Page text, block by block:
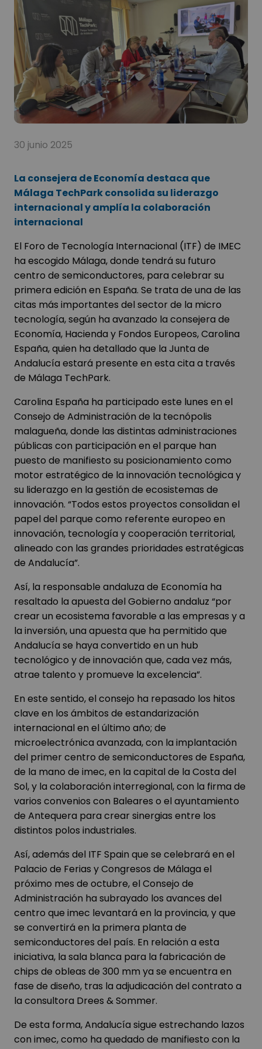
30 junio 2025
La consejera de Economía destaca que
Málaga TechPark consolida su liderazgo
internacional y amplía la colaboración
internacional
El Foro de Tecnología Internacional (ITF) de IMEC
ha escogido Málaga, donde tendrá su futuro
centro de semiconductores, para celebrar su
primera edición en España. Se trata de una de las
citas más importantes del sector de la micro
tecnología, según ha avanzado la consejera de
Economía, Hacienda y Fondos Europeos, Carolina
España, quien ha detallado que la Junta de
Andalucía estará presente en esta cita a través
de Málaga TechPark.
Carolina España ha participado este lunes en el
Consejo de Administración de la tecnópolis
malagueña, donde las distintas administraciones
públicas con participación en el parque han
puesto de manifiesto su posicionamiento como
motor estratégico de la innovación tecnológica y
su liderazgo en la gestión de ecosistemas de
innovación. “Todos estos proyectos consolidan el
papel del parque como referente europeo en
innovación, tecnología y cooperación territorial,
alineado con las grandes prioridades estratégicas
de Andalucía”.
Así, la responsable andaluza de Economía ha
resaltado la apuesta del Gobierno andaluz “por
crear un ecosistema favorable a las empresas y a
la inversión, una apuesta que ha permitido que
Andalucía se haya convertido en un hub
tecnológico y de innovación que, cada vez más,
atrae talento y promueve la excelencia”.
En este sentido, el consejo ha repasado los hitos
clave en los ámbitos de estandarización
internacional en el último año; de
microelectrónica avanzada, con la implantación
del primer centro de semiconductores de España,
de la mano de imec, en la capital de la Costa del
Sol, y la colaboración interregional, con la firma de
varios convenios con Baleares o el ayuntamiento
de Antequera para crear sinergias entre los
distintos polos industriales.
Así, además del ITF Spain que se celebrará en el
Palacio de Ferias y Congresos de Málaga el
próximo mes de octubre, el Consejo de
Administración ha subrayado los avances del
centro que imec levantará en la provincia, y que
se convertirá en la primera planta de
semiconductores del país. En relación a esta
iniciativa, la sala blanca para la fabricación de
chips de obleas de 300 mm ya se encuentra en
fase de diseño, tras la adjudicación del contrato a
la consultora Drees & Sommer.
De esta forma, Andalucía sigue estrechando lazos
con imec, como ha quedado de manifiesto con la